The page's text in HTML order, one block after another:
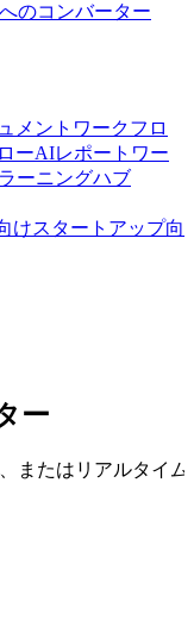
のコンバーター
メントワークフロ
ーAIレポートワー
ーニングハブ
けスタートアップ向
ー
またはリアルタイ